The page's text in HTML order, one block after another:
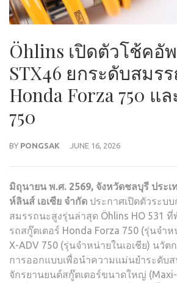
Öhlins เปิดตัวโช้คอั
STX46 ยกระดับสมร
Honda Forza 750 แ
750
BY PONGSAK JUNE 16, 2026
มิถุนายน พ.ศ. 2569, จังหวัดชลบุรี ประเ
ห์ลินส์ เอเซีย จำกัด ประกาศเปิดตัวระบ
สมรรถนะสูงรุ่นล่าสุด Öhlins HO 531
รถสกู๊ตเตอร์ Honda Forza 750 (รุ่นจำ
X-ADV 750 (รุ่นจำหน่ายในเอเชีย) นวั
การออกแบบเพื่อนำความแม่นยำระดับ
จักรยานยนต์สกู๊ตเตอร์ขนาดใหญ่